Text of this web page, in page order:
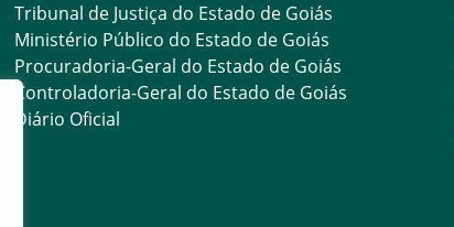
Tribunal de Justiça do Estado de Goiás
Ministério Público do Estado de Goiás
Procuradoria-Geral do Estado de Goiás
Controladoria-Geral do Estado de Goiás
Diário Oficial